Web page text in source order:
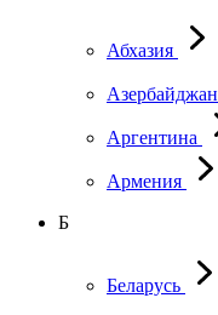
Абхазия
Азербайджан
Аргентина
Армения
Б
Беларусь